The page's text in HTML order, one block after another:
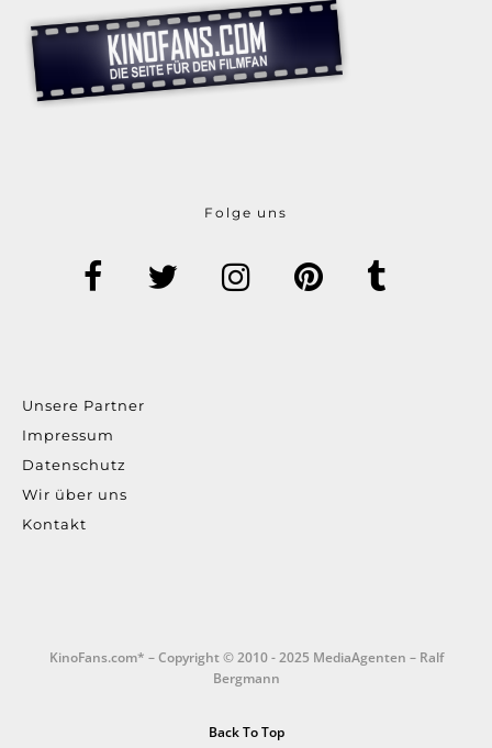
Folge uns
Unsere Partner
Impressum
Datenschutz
Wir über uns
Kontakt
KinoFans.com* – Copyright © 2010 - 2025 MediaAgenten – Ralf
Bergmann
Back To Top